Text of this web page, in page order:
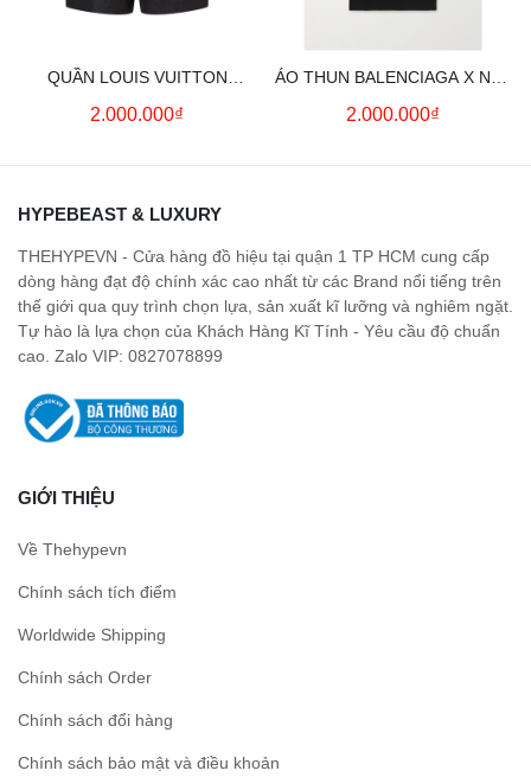
QUẦN LOUIS VUITTON
MONOGRAM MOIRE
2.000.000₫
ÁO THUN BALENCIAGA X NBA
LOGO COTTON JERSEY T-
2.000.000₫
HYPEBEAST & LUXURY
THEHYPEVN - Cửa hàng đồ hiệu tại quận 1 TP HCM cung cấp
dòng hàng đạt độ chính xác cao nhất từ các Brand nổi tiếng trên
thế giới qua quy trình chọn lựa, sản xuất kĩ lưỡng và nghiêm ngặt.
Tự hào là lựa chọn của Khách Hàng Kĩ Tính - Yêu cầu độ chuẩn
cao. Zalo VIP: 0827078899
GIỚI THIỆU
Về Thehypevn
Chính sách tích điểm
Worldwide Shipping
Chính sách Order
Chính sách đổi hàng
Chính sách bảo mật và điều khoản